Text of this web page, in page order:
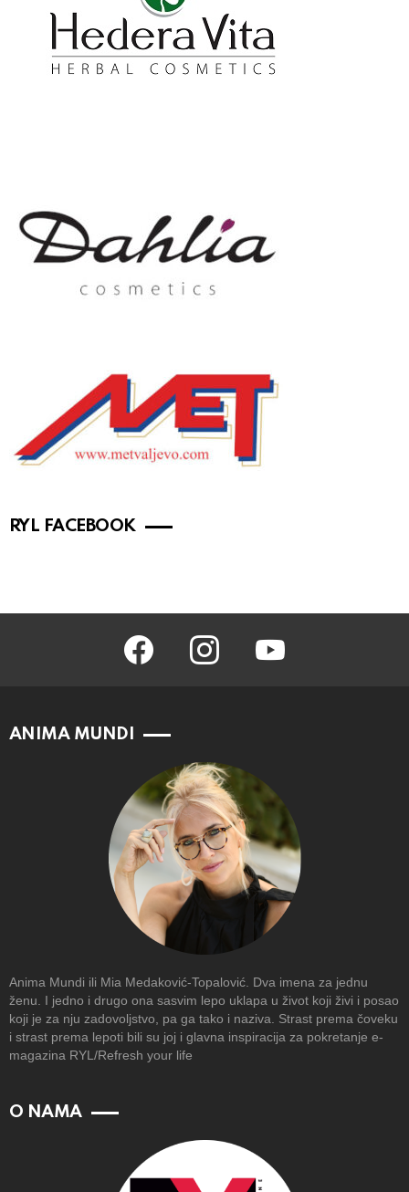
RYL FACEBOOK
facebook instagram
ANIMA MUNDI
Anima Mundi ili Mia Medaković-Topalović. Dva imena za jednu
ženu. I jedno i drugo ona sasvim lepo uklapa u život koji živi i posao
koji je za nju zadovoljstvo, pa ga tako i naziva. Strast prema čoveku
i strast prema lepoti bili su joj i glavna inspiracija za pokretanje e-
magazina RYL/Refresh your life
O NAMA